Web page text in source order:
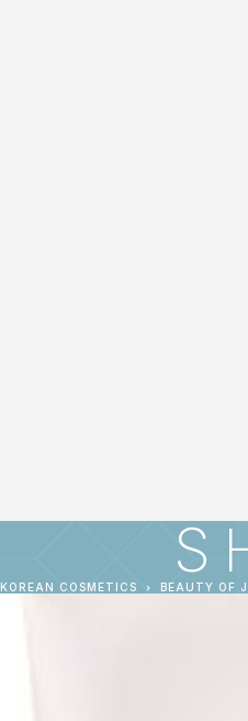
KOREAN COSMETICS BEAUTY OF